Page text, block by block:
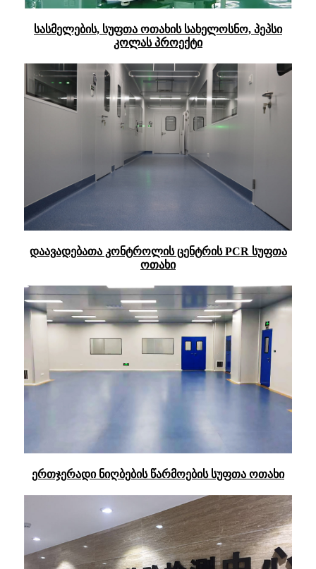
სასმელების, სუფთა ოთახის სახელოსნო, პეპსი
კოლას პროექტი
დაავადებათა კონტროლის ცენტრის PCR სუფთა
ოთახი
ერთჯერადი ნიღბების წარმოების სუფთა ოთახი